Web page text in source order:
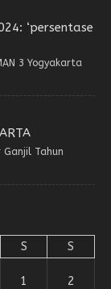
‘persentase
3 Yogyakarta
Ganjil Tahun
S S
1 2